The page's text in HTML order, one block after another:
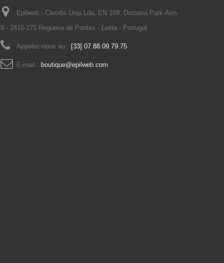
Epilweb - Cleodis Unip Lda, EN 109, Doroana Park-Arm
9 - 2415-175 Regueira de Pontes - Leiria - Portugal
Appelez-nous au : [33] 07.88.09.79.75
E-mail : boutique@epilweb.com